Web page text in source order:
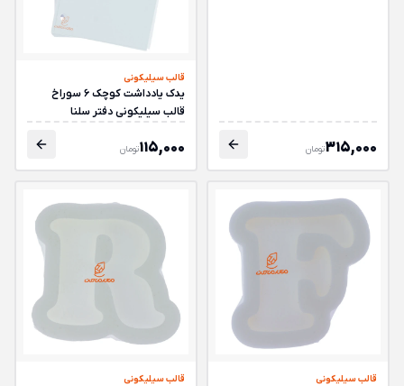
315,000تومان
قالب سیلیکونی
یدک یادداشت کوچک 6 سوراخ
قالب سیلیکونی دفتر سلنا
115,000تومان
قالب سیلیکونی قالب سیلیکونی